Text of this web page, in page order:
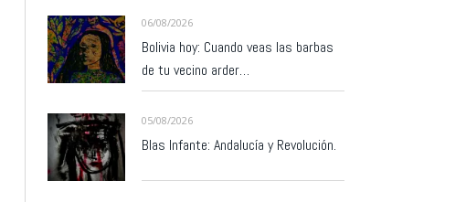
06/08/2026
Bolivia hoy: Cuando veas las barbas
de tu vecino arder…
05/08/2026
Blas Infante: Andalucía y Revolución.